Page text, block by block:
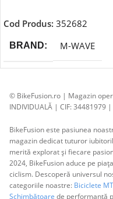
Cod Produs: 352682
BRAND M-WAVE
© BikeFusion.ro | Magazin
INDIVIDUALĂ | CIF: 34481979
BikeFusion este pasiunea
magazin dedicat tuturor
merită explorat și fiecare
2024, BikeFusion aduce pe
ciclism. Descoperă universul
categoriile noastre: Biciclete
Schimbătoare de performanță